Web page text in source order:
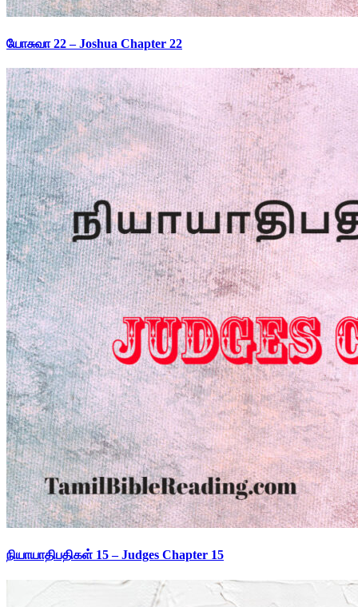
யோசுவா 22 – Joshua Chapter 22
நியாயாதிபதிகள் 15 – Judges Chapter 15